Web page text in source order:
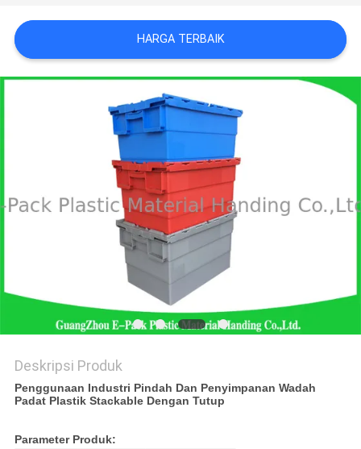
PRIVACY
POLICY
HARGA TERBAIK
Deskripsi Produk
Penggunaan Industri Pindah Dan Penyimpanan Wadah
Padat Plastik Stackable Dengan Tutup
Parameter Produk: